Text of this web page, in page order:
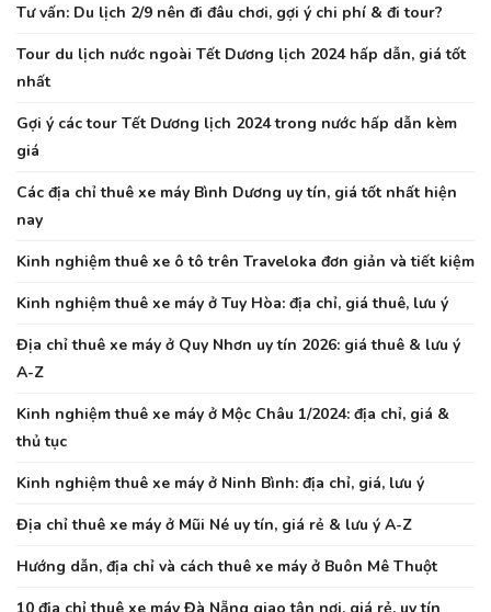
Tư vấn: Du lịch 2/9 nên đi đâu chơi, gợi ý chi phí & đi tour?
Tour du lịch nước ngoài Tết Dương lịch 2024 hấp dẫn, giá tốt
nhất
Gợi ý các tour Tết Dương lịch 2024 trong nước hấp dẫn kèm
giá
Các địa chỉ thuê xe máy Bình Dương uy tín, giá tốt nhất hiện
nay
Kinh nghiệm thuê xe ô tô trên Traveloka đơn giản và tiết kiệm
Kinh nghiệm thuê xe máy ở Tuy Hòa: địa chỉ, giá thuê, lưu ý
Địa chỉ thuê xe máy ở Quy Nhơn uy tín 2026: giá thuê & lưu ý
A-Z
Kinh nghiệm thuê xe máy ở Mộc Châu 1/2024: địa chỉ, giá &
thủ tục
Kinh nghiệm thuê xe máy ở Ninh Bình: địa chỉ, giá, lưu ý
Địa chỉ thuê xe máy ở Mũi Né uy tín, giá rẻ & lưu ý A-Z
Hướng dẫn, địa chỉ và cách thuê xe máy ở Buôn Mê Thuột
10 địa chỉ thuê xe máy Đà Nẵng giao tận nơi, giá rẻ, uy tín